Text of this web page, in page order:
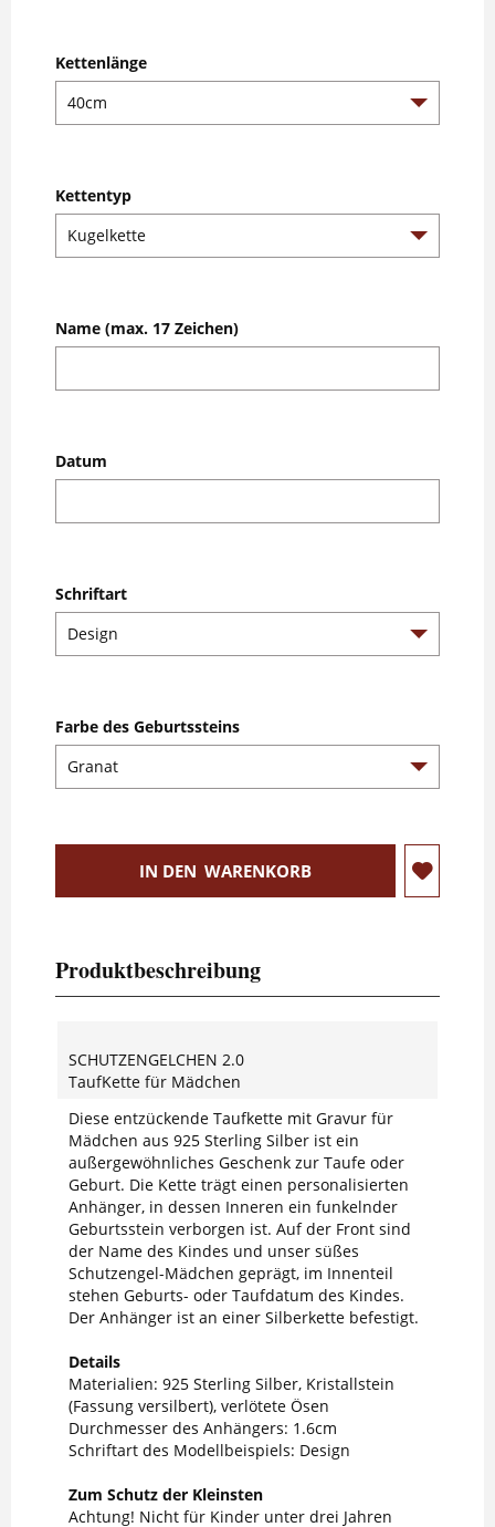
Kettenlänge
Kettentyp
Name (max. 17 Zeichen)
Datum
Schriftart
Farbe des Geburtssteins
IN DEN WARENKORB
Produktbeschreibung
SCHUTZENGELCHEN 2.0
TaufKette für Mädchen
Diese entzückende Taufkette mit Gravur für
Mädchen aus 925 Sterling Silber ist ein
außergewöhnliches Geschenk zur Taufe oder
Geburt. Die Kette trägt einen personalisierten
Anhänger, in dessen Inneren ein funkelnder
Geburtsstein verborgen ist. Auf der Front sind
der Name des Kindes und unser süßes
Schutzengel-Mädchen geprägt, im Innenteil
stehen Geburts- oder Taufdatum des Kindes.
Der Anhänger ist an einer Silberkette befestigt.
Details
Materialien: 925 Sterling Silber, Kristallstein
(Fassung versilbert), verlötete Ösen
Durchmesser des Anhängers: 1.6cm
Schriftart des Modellbeispiels: Design
Zum Schutz der Kleinsten
Achtung! Nicht für Kinder unter drei Jahren